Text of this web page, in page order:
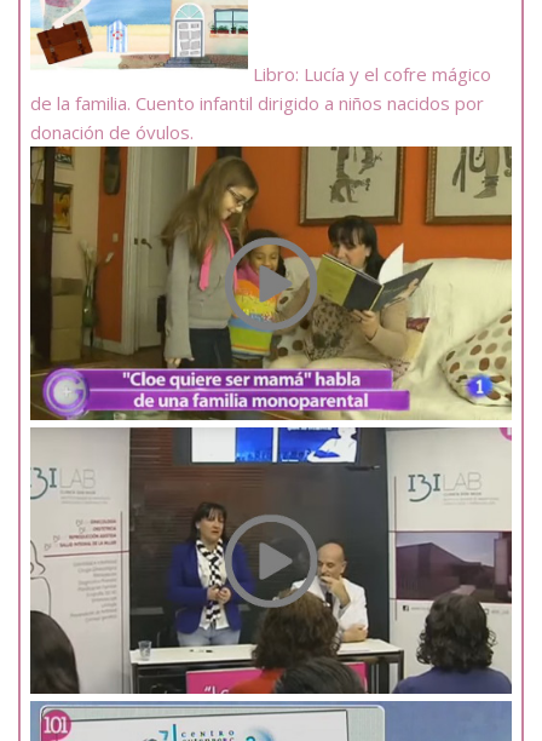
Libro: Lucía y el cofre mágico
de la familia. Cuento infantil dirigido a niños nacidos por
donación de óvulos.